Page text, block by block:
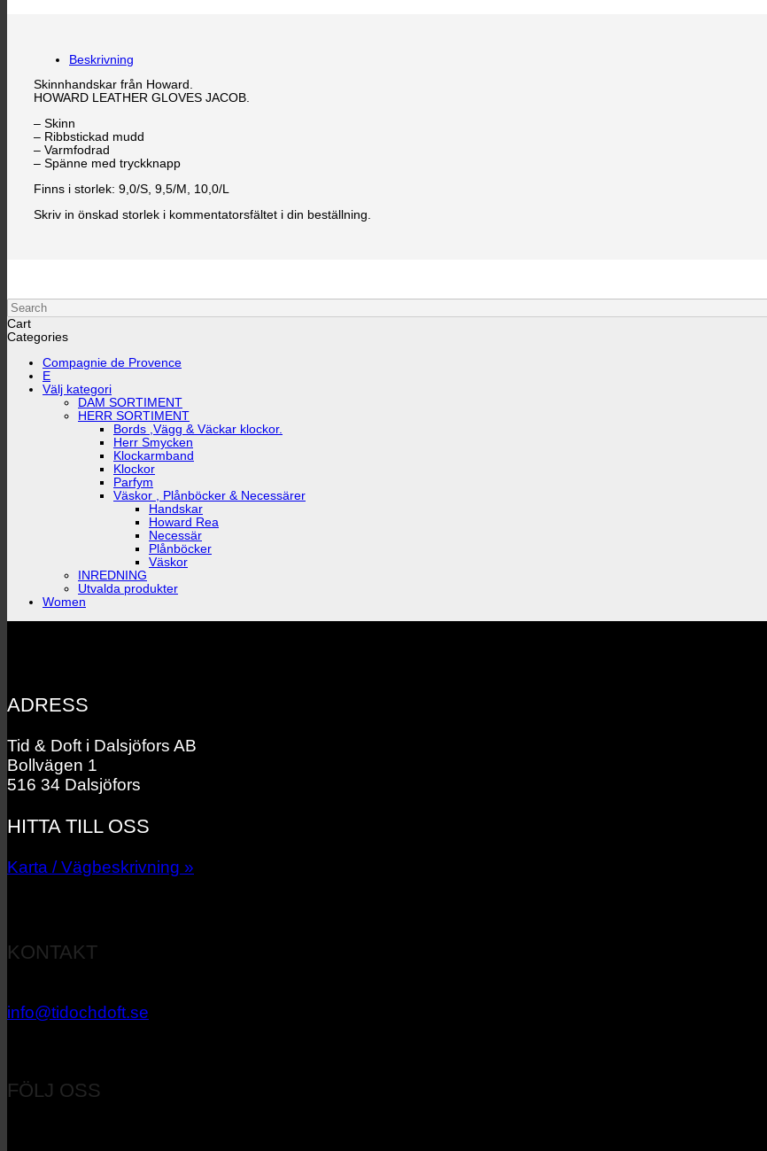
Beskrivning
Skinnhandskar från Howard.
HOWARD LEATHER GLOVES JACOB.
– Skinn
– Ribbstickad mudd
– Varmfodrad
– Spänne med tryckknapp
Finns i storlek: 9,0/S, 9,5/M, 10,0/L
Skriv in önskad storlek i kommentatorsfältet i din beställning.
Search
Cart
Categories
Compagnie de Provence
E
Välj kategori
DAM SORTIMENT
HERR SORTIMENT
Bords ,Vägg & Väckar klockor.
Herr Smycken
Klockarmband
Klockor
Parfym
Väskor , Plånböcker & Necessärer
Handskar
Howard Rea
Necessär
Plånböcker
Väskor
INREDNING
Utvalda produkter
Women
ADRESS
Tid & Doft i Dalsjöfors AB
Bollvägen 1
516 34 Dalsjöfors
HITTA TILL OSS
Karta / Vägbeskrivning »
KONTAKT
info@tidochdoft.se
FÖLJ OSS